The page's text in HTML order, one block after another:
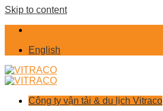
Skip to content
English
Công ty vận tải & du lịch Vitraco